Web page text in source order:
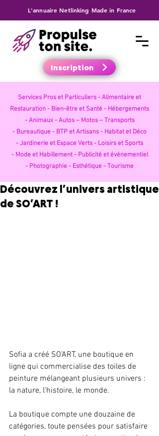
L'annuaire Netlinking Made in France
Inscription
Services Pros et Particuliers -Alimentaire et
Restauration - Bien-être et Santé - Hébergements
-Animaux -Autos – Motos – Transports
- Bureautique - BTP et Artisans - Habitat et Déco
-Jardinerie et Espace Verts - Loisirs et Sports
- Mode et Habillement - Publicité et événementiel
- Photographie - Esthétique -Tourisme
Découvrez l’univers artistique
de SO’ART !
Sofia a créé SO’ART, une boutique en
ligne qui commercialise des toiles de
peinture mélangeant plusieurs univers :
la nature, l’histoire, le monde.
La boutique compte une douzaine de
catégories, toute pensées pour satisfaire